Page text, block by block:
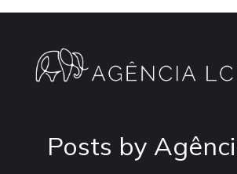
Posts by